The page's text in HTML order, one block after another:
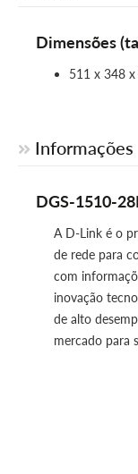
Dimensões
511 x 348
Informações
DGS-1510-
A D-Link é o
de rede para
com
inovação
de alto
mercado para